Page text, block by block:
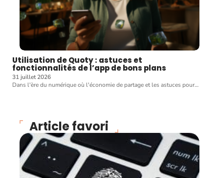
Utilisation de Quoty : astuces et
fonctionnalités de l’app de bons plans
31 juillet 2026
Dans l'ère du numérique où l'économie de partage et les astuces pour…
Article favori